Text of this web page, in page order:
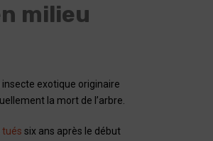
milieu
insecte exotique originaire
la mort de l’arbre.
tués six ans après le début